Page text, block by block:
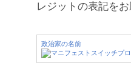
レジットの表記をお
政治家の名前